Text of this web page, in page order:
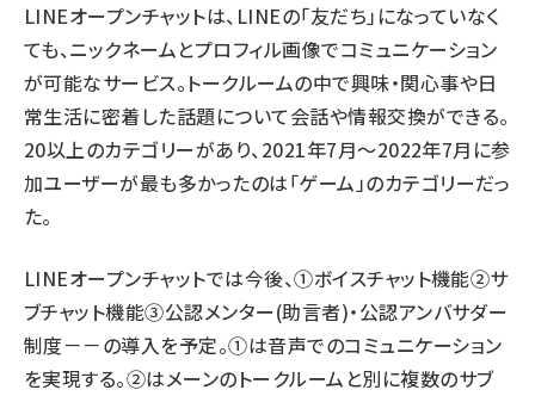
LINEオープンチャットは、LINEの「友だち」になっていなく
ても、ニックネームとプロフィル画像でコミュニケーション
が可能なサービス。トークルームの中で興味・関心事や日
常生活に密着した話題について会話や情報交換ができる。
20以上のカテゴリーがあり、2021年7月～2022年7月に参
加ユーザーが最も多かったのは「ゲーム」のカテゴリーだっ
た。
LINEオープンチャットでは今後、①ボイスチャット機能②サ
ブチャット機能③公認メンター(助言者)・公認アンバサダー
制度－－の導入を予定。①は音声でのコミュニケーション
を実現する。②はメーンのトークルームと別に複数のサブ